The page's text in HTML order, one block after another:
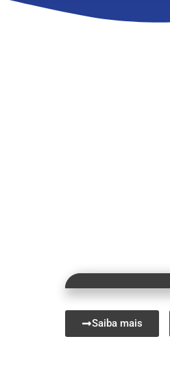
Saiba mais